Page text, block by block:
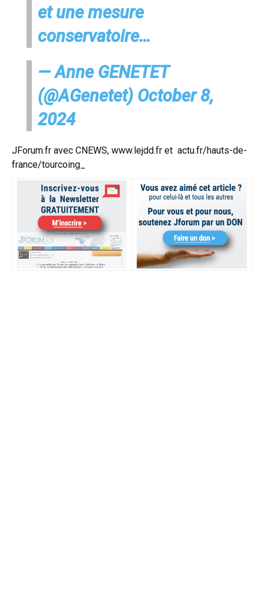
et une mesure
conservatoire…
— Anne GENETET
(@AGenetet) October 8,
2024
JForum.fr avec CNEWS, www.lejdd.fr et actu.fr/hauts-de-
france/tourcoing_